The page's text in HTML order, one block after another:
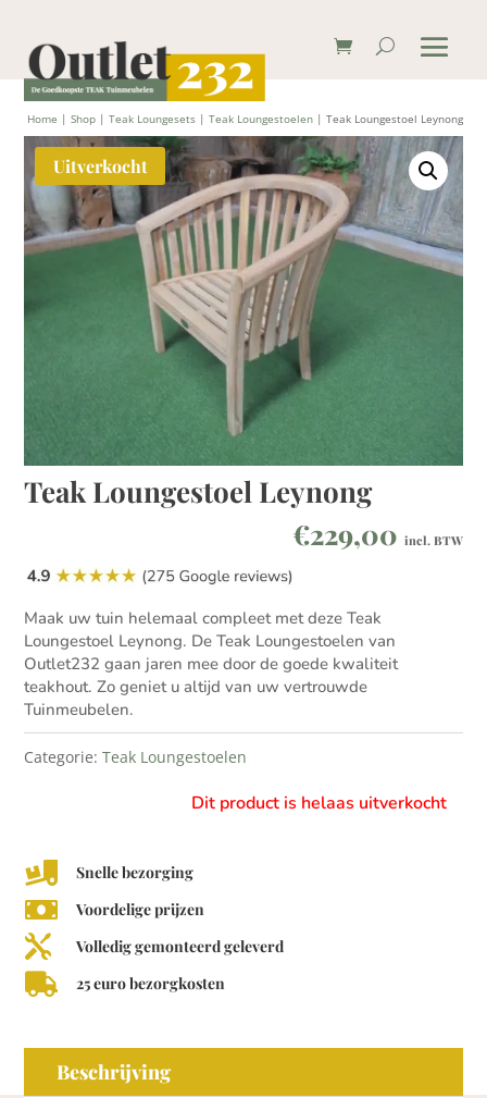
Home | Shop| Teak Loungesets| Teak Loungestoelen| Teak Loungestoel Leynong
Uitverkocht
Teak Loungestoel Leynong
€229,00 incl. BTW
Maak uw tuin helemaal compleet met deze Teak
Loungestoel Leynong. De Teak Loungestoelen van
Outlet232 gaan jaren mee door de goede kwaliteit
teakhout. Zo geniet u altijd van uw vertrouwde
Tuinmeubelen.
Categorie:Teak Loungestoelen
Dit product is helaas uitverkocht
 Snelle bezorging
 Voordelige prijzen
 Volledig gemonteerd geleverd
 25 euro bezorgkosten
Beschrijving